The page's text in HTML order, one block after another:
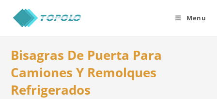
content
Menu
Bisagras De Puerta Para
Camiones Y Remolques
Refrigerados